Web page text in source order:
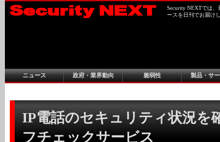
Security NEXTでは
ースを日刊でお届け
ニュース 政府・業界動向 脆弱性 製品・サ
IP電話のセキュリティ状況を
フチェックサービス